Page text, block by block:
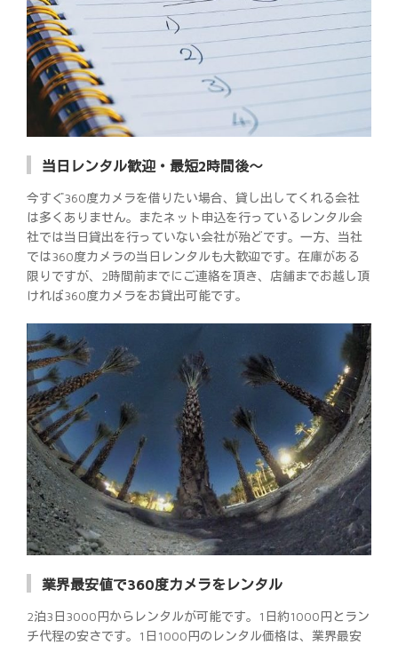
当日レンタル歓迎・最短2時間後～
今すぐ360度カメラを借りたい場合、貸し出してくれる会社
は多くありません。またネット申込を行っているレンタル会
社では当日貸出を行っていない会社が殆どです。一方、当社
では360度カメラの当日レンタルも大歓迎です。在庫がある
限りですが、2時間前までにご連絡を頂き、店舗までお越し頂
ければ360度カメラをお貸出可能です。
業界最安値で360度カメラをレンタル
2泊3日3000円からレンタルが可能です。1日約1000円とラン
チ代程の安さです。1日1000円のレンタル価格は、業界最安